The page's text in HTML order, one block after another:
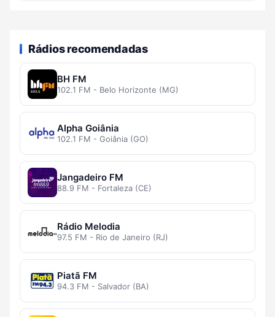
Rádios recomendadas
BH FM
102.1 FM - Belo Horizonte (MG)
Alpha Goiânia
102.1 FM - Goiânia (GO)
Jangadeiro FM
88.9 FM - Fortaleza (CE)
Rádio Melodia
97.5 FM - Rio de Janeiro (RJ)
Piatã FM
94.3 FM - Salvador (BA)